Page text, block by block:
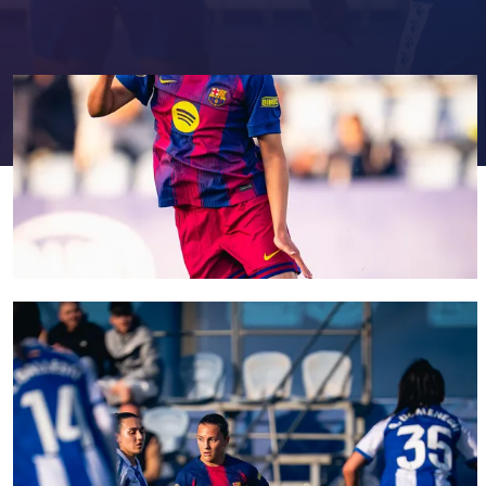
FC Barcelona club badge
FC Barcelona club badge